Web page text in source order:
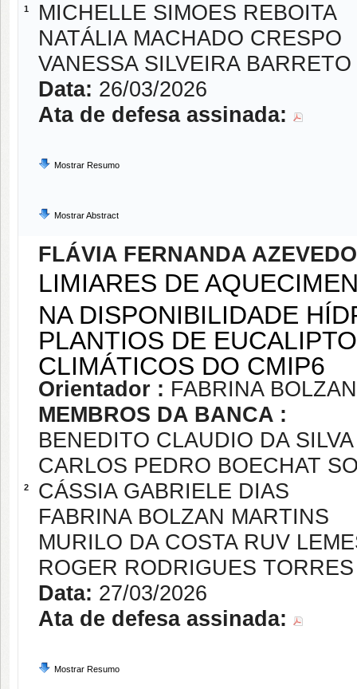
1
MICHELLE SIMOES REBOITA
NATÁLIA MACHADO CRESPO
VANESSA SILVEIRA
Data: 26/03/2026
Ata de defesa assinada:
Mostrar Resumo
Mostrar Abstract
2
FLÁVIA FERNANDA
LIMIARES DE
NA DISPONIBILIDADE
PLANTIOS DE
CLIMÁTICOS DO CMIP6
Orientador : FABRINA
MEMBROS DA BANCA :
BENEDITO CLAUDIO DA SILVA
CARLOS PEDRO BOECHAT
CÁSSIA GABRIELE DIAS
FABRINA BOLZAN MARTINS
MURILO DA COSTA RUV
ROGER RODRIGUES TORRES
Data: 27/03/2026
Ata de defesa assinada:
Mostrar Resumo